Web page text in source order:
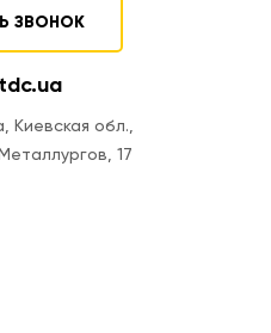
ЗВОНОК
Киевская обл.,
17